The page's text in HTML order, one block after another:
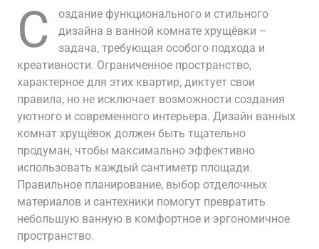
С
оздание функционального и стильного
дизайна в ванной комнате хрущёвки –
задача, требующая особого подхода и
креативности. Ограниченное пространство,
характерное для этих квартир, диктует свои
правила, но не исключает возможности создания
уютного и современного интерьера. Дизайн ванных
комнат хрущёвок должен быть тщательно
продуман, чтобы максимально эффективно
использовать каждый сантиметр площади.
Правильное планирование, выбор отделочных
материалов и сантехники помогут превратить
небольшую ванную в комфортное и эргономичное
пространство.